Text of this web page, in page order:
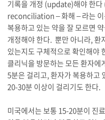
기록을 개정 (update)해야 한다
reconciliation – 화해 – 라는
복용하고 있는 약을 잘 모르면
개정해야 한다. 뿐만 아니라, 환
있는지도 구체적으로 확인해야
클리닉을 방문하는 모든 환자에
5분은 걸리고, 환자가 복용하고
20-30분 이상이 걸리기도 한다.
미국에서는 보통 15-20분이 진